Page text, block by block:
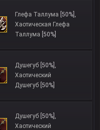
Глефа Таллума [50%] ,
Хаотическая Глефа
Таллума [50%]
Душегуб [50%] ,
Хаотический
Душегуб [50%]
Душегуб [50%] ,
Хаотический